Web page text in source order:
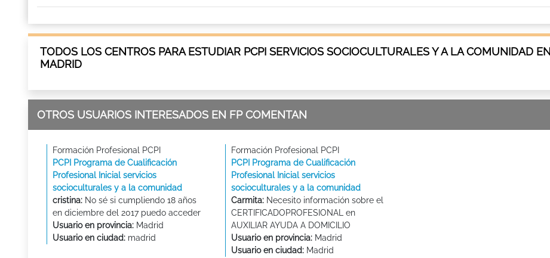
TODOS LOS CENTROS PARA ESTUDIAR PCPI SERVICIOS SOCIOCULTURALES Y A LA COMUNIDAD EN
MADRID
OTROS USUARIOS INTERESADOS EN FP COMENTAN
Formación Profesional PCPI
PCPI Programa de Cualificación
Profesional Inicial servicios
socioculturales y a la comunidad
cristina: No sé si cumpliendo 18 años
en diciembre del 2017 puedo acceder
Usuario en provincia: Madrid
Usuario en ciudad: madrid
Formación Profesional PCPI
PCPI Programa de Cualificación
Profesional Inicial servicios
socioculturales y a la comunidad
Carmita: Necesito información sobre el
CERTIFICADOPROFESIONAL en
AUXILIAR AYUDA A DOMICILIO
Usuario en provincia: Madrid
Usuario en ciudad: Madrid